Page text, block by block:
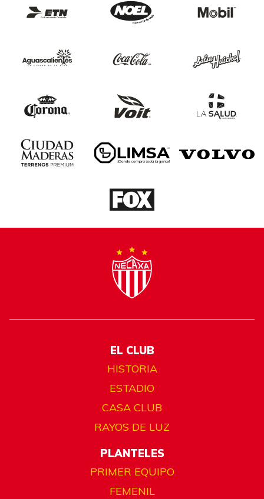
EL CLUB
HISTORIA
ESTADIO
CASA CLUB
RAYOS DE LUZ
PLANTELES
PRIMER EQUIPO
FEMENIL